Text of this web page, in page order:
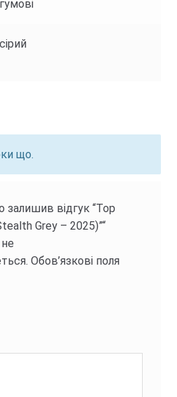
гумові
сірий
що.
відгук “Top
Grey – 2025)”“
Обов’язкові поля